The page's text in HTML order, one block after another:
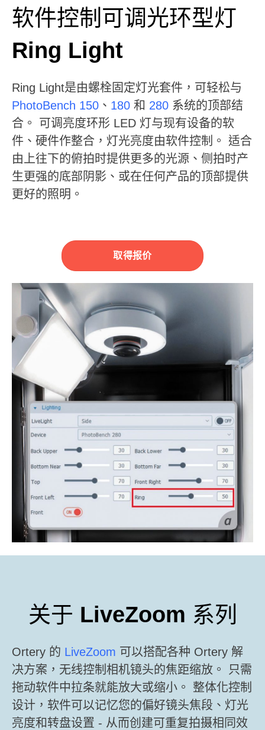
软件控制可调光环型灯
Ring Light
Ring Light是由螺栓固定灯光套件，可轻松与
PhotoBench 150 、 180 和 280 系统的顶部结
合。 可调亮度环形 LED 灯与现有设备的软
件、硬件作整合，灯光亮度由软件控制。 适合
由上往下的俯拍时提供更多的光源、侧拍时产
生更强的底部阴影、或在任何产品的顶部提供
更好的照明。
取得报价
关于 LiveZoom 系列
Ortery 的 LiveZoom 可以搭配各种 Ortery 解
决方案，无线控制相机镜头的焦距缩放。
只需
拖动软件中拉条就能放大或缩小。 整体化控制
设计，软件可以记忆您的偏好镜头焦段、灯光
亮度和转盘设置 - 从而创建可重复拍摄相同效